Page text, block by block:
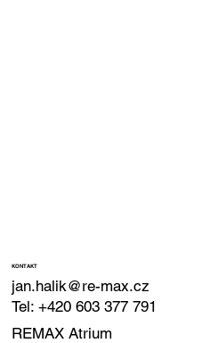
KONTAKT
jan.halik@re-max.cz
Tel: +420 603 377 791
REMAX Atrium